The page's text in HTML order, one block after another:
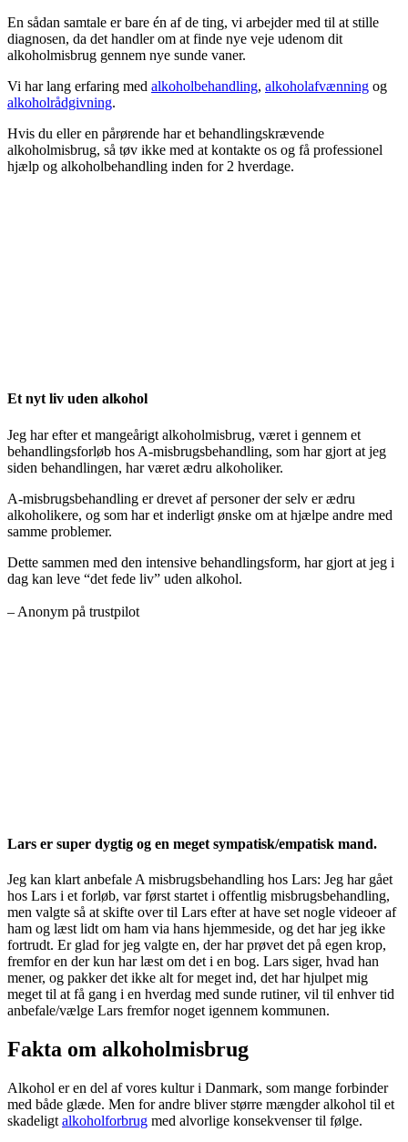
En sådan samtale er bare én af de ting, vi arbejder med til at stille
diagnosen, da det handler om at finde nye veje udenom dit
alkoholmisbrug gennem nye sunde vaner.
Vi har lang erfaring med alkoholbehandling, alkoholafvænning og
alkoholrådgivning.
Hvis du eller en pårørende har et behandlingskrævende
alkoholmisbrug, så tøv ikke med at kontakte os og få professionel
hjælp og alkoholbehandling inden for 2 hverdage.
Et nyt liv uden alkohol
Jeg har efter et mangeårigt alkoholmisbrug, været i gennem et
behandlingsforløb hos A-misbrugsbehandling, som har gjort at jeg
siden behandlingen, har været ædru alkoholiker.
A-misbrugsbehandling er drevet af personer der selv er ædru
alkoholikere, og som har et inderligt ønske om at hjælpe andre med
samme problemer.
Dette sammen med den intensive behandlingsform, har gjort at jeg i
dag kan leve “det fede liv” uden alkohol.
– Anonym på trustpilot
Lars er super dygtig og en meget sympatisk/empatisk mand.
Jeg kan klart anbefale A misbrugsbehandling hos Lars: Jeg har gået
hos Lars i et forløb, var først startet i offentlig misbrugsbehandling,
men valgte så at skifte over til Lars efter at have set nogle videoer af
ham og læst lidt om ham via hans hjemmeside, og det har jeg ikke
fortrudt. Er glad for jeg valgte en, der har prøvet det på egen krop,
fremfor en der kun har læst om det i en bog. Lars siger, hvad han
mener, og pakker det ikke alt for meget ind, det har hjulpet mig
meget til at få gang i en hverdag med sunde rutiner, vil til enhver tid
anbefale/vælge Lars fremfor noget igennem kommunen.
Fakta om alkoholmisbrug
Alkohol er en del af vores kultur i Danmark, som mange forbinder
med både glæde. Men for andre bliver større mængder alkohol til et
skadeligt alkoholforbrug med alvorlige konsekvenser til følge.